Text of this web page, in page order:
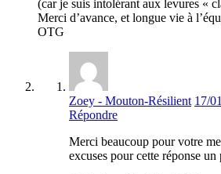
(car je suis intolérant aux levures «
Merci d’avance, et longue vie à
OTG
Zoey - Mouton-Résilient 17/
Répondre
Merci beaucoup pour votre
excuses pour cette réponse un